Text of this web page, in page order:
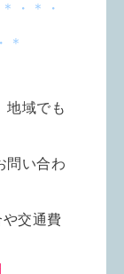
・＊・
＊
地域でも
問い合わ
交通費